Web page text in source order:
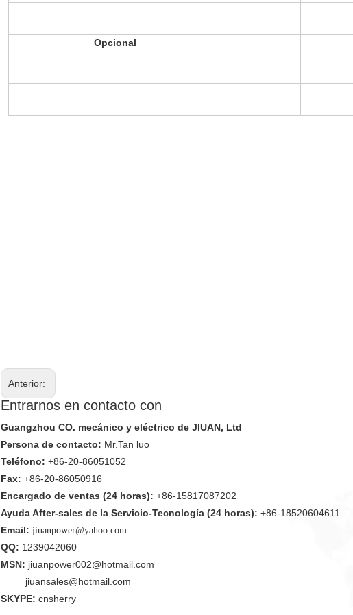
Opcional
Anterior:
Entrarnos en contacto con
Guangzhou CO. mecánico y eléctrico de JIUAN, Ltd
Persona de contacto: Mr.Tan luo
Teléfono: +86-20-86051052
Fax: +86-20-86050916
Encargado de ventas (24 horas): +86-15817087202
Ayuda After-sales de la Servicio-Tecnología (24 horas): +86-18520604611
Email: jiuanpower@yahoo.com
QQ: 1239042060
MSN: jiuanpower002@hotmail.com
jiuansales@hotmail.com
SKYPE: cnsherry